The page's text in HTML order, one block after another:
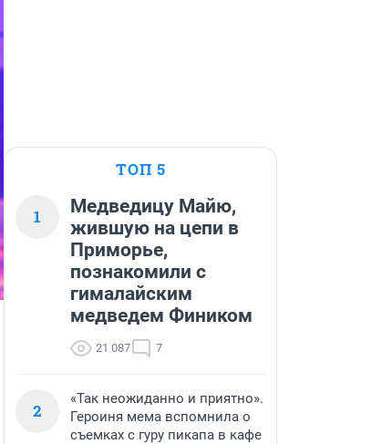
ТОП 5
1
Медведицу Майю,
жившую на цепи в
Приморье,
познакомили с
гималайским
медведем Фиником
21 087 7
2
«Так неожиданно и приятно».
Героиня мема вспомнила о
съемках с гуру пикапа в кафе